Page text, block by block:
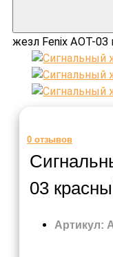
жезл Fenix AOT-03
0 отзывов
03
Артикул: